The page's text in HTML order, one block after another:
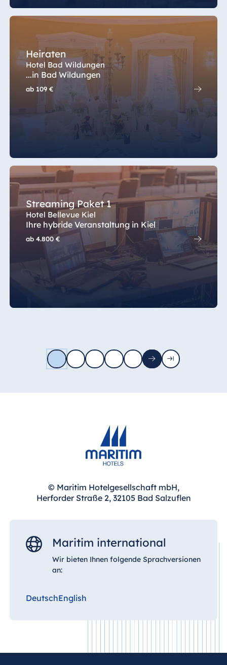
Heiraten
Hotel Bad Wildungen
...in Bad Wildungen
ab109 €
Streaming Paket 1
Hotel Bellevue Kiel
Ihre hybride Veranstaltung in Kiel
ab4.800 €
Nächste
Seite
Letzte
Seite
© Maritim Hotelgesellschaft mbH,
Herforder Straße 2, 32105 Bad Salzuflen
Maritim international
Wir bieten Ihnen folgende Sprachversionen
an:
DeutschEnglish